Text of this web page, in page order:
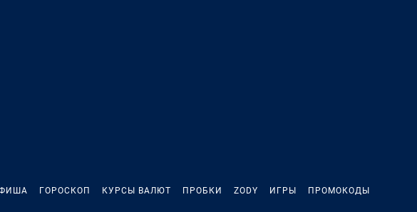
ГОРОСКОП КУРСЫ ВАЛЮТ ПРОБКИ ZODY ИГРЫ ПРОМОКОДЫ